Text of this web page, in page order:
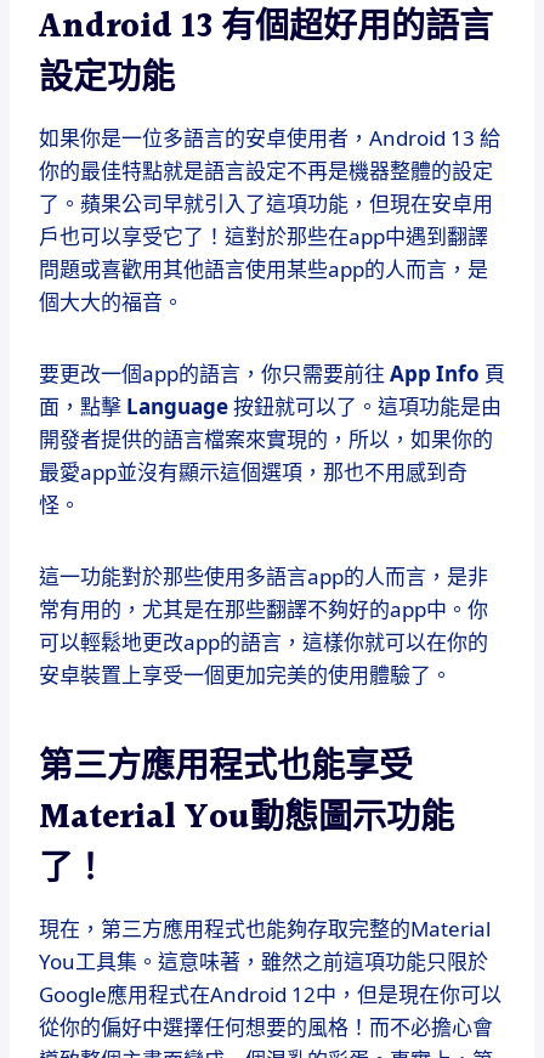
Android 13 有個超好用的語言
設定功能
如果你是一位多語言的安卓使用者，Android 13 給
你的最佳特點就是語言設定不再是機器整體的設定
了。蘋果公司早就引入了這項功能，但現在安卓用
戶也可以享受它了！這對於那些在app中遇到翻譯
問題或喜歡用其他語言使用某些app的人而言，是
個大大的福音。
要更改一個app的語言，你只需要前往 App Info 頁
面，點擊 Language按鈕就可以了。這項功能是由
開發者提供的語言檔案來實現的，所以，如果你的
最愛app並沒有顯示這個選項，那也不用感到奇
怪。
這一功能對於那些使用多語言app的人而言，是非
常有用的，尤其是在那些翻譯不夠好的app中。你
可以輕鬆地更改app的語言，這樣你就可以在你的
安卓裝置上享受一個更加完美的使用體驗了。
第三方應用程式也能享受
Material You動態圖示功能
了！
現在，第三方應用程式也能夠存取完整的Material
You工具集。這意味著，雖然之前這項功能只限於
Google應用程式在Android 12中，但是現在你可以
從你的偏好中選擇任何想要的風格！而不必擔心會